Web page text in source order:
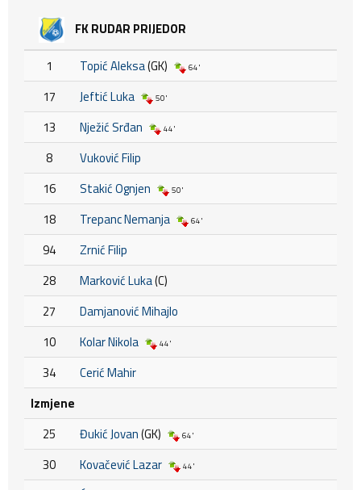
FK RUDAR PRIJEDOR
1 Topić Aleksa(GK) 64'
17 Jeftić Luka 50'
13 Nježić Srđan 44'
8
Vuković Filip
16
Stakić Ognjen 50'
18 Trepanc Nemanja 64'
94
Zrnić Filip
28
Marković Luka(C)
27
Damjanović Mihajlo
10
Kolar Nikola 44'
34
Cerić Mahir
Izmjene
25
Đukić Jovan(GK) 64'
30 Kovačević Lazar 44'